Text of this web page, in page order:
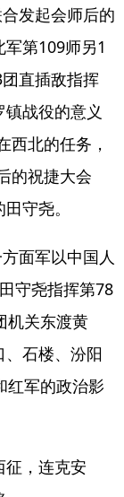
发起会师后的
第109师另1
直插敌指挥
战役的意义
西北的任务，
的祝捷大会
守尧。
面军以中国人
守尧指挥第78
机关东渡黄
石楼、汾阳
红军的政治影
征，连克安